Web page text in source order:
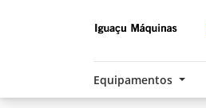
Equipamentos